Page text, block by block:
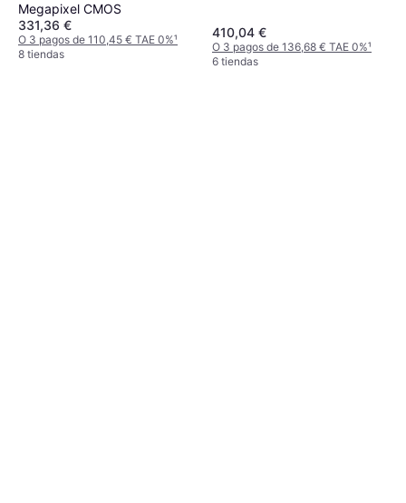
Megapixel CMOS
331,36 €
O 3 pagos de 110,45 € TAE 0%¹
8 tiendas
410,04 €
O 3 pagos de 136,68 € TAE 0%¹
6 tiendas